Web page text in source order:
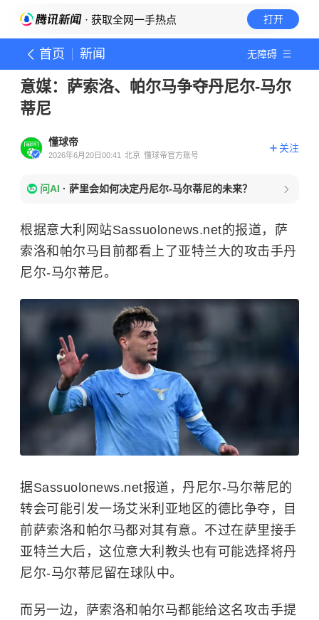
· 获取全网一手热点 打开
首页 新闻 无障碍
意媒：萨索洛、帕尔马争夺丹尼尔-马尔
蒂尼
懂球帝
2026年6月20日00:41 北京 懂球帝官方账号
关注
问AI · 萨里会如何决定丹尼尔-马尔蒂尼的未来？
根据意大利网站Sassuolonews.net的报道，萨
索洛和帕尔马目前都看上了亚特兰大的攻击手丹
尼尔-马尔蒂尼。
据Sassuolonews.net报道，丹尼尔-马尔蒂尼的
转会可能引发一场艾米利亚地区的德比争夺，目
前萨索洛和帕尔马都对其有意。不过在萨里接手
亚特兰大后，这位意大利教头也有可能选择将丹
尼尔-马尔蒂尼留在球队中。
而另一边，萨索洛和帕尔马都能给这名攻击手提